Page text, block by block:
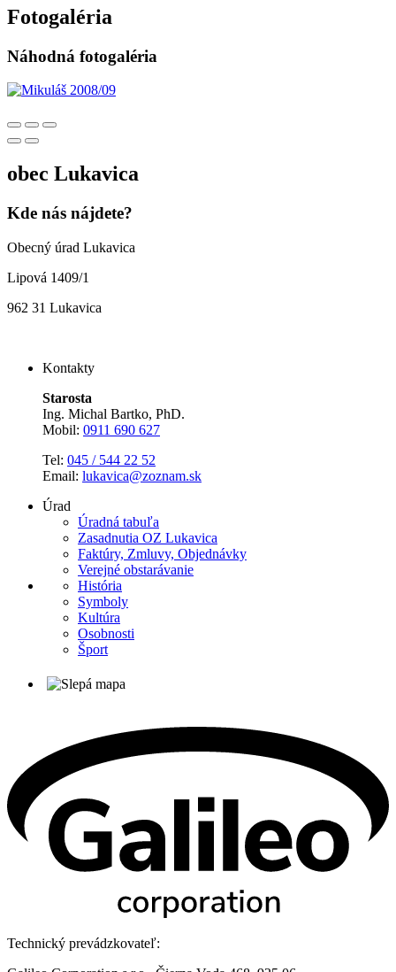
Fotogaléria
Náhodná fotogaléria
obec Lukavica
Kde nás nájdete?
Obecný úrad Lukavica
Lipová 1409/1
962 31 Lukavica
Kontakty
Starosta
Ing. Michal Bartko, PhD.
Mobil: 0911 690 627
Tel: 045 / 544 22 52
Email: lukavica@zoznam.sk
Úrad
Úradná tabuľa
Zasadnutia OZ Lukavica
Faktúry, Zmluvy, Objednávky
Verejné obstarávanie
História
Symboly
Kultúra
Osobnosti
Šport
Technický prevádzkovateľ: